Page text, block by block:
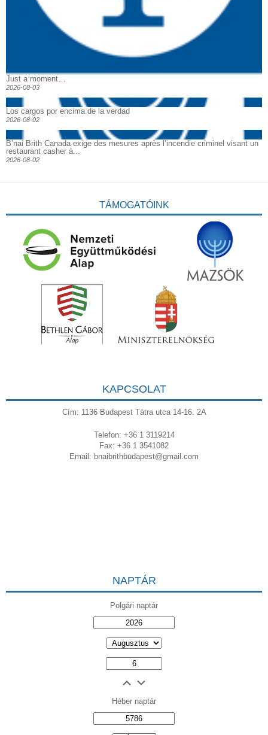
Just a moment…
2026-08-03
Los cargos por encima de la verdad
2026-08-02
B’nai Brith Canada exige des mesures après l’incendie criminel visant un
restaurant casher à...
2026-08-02
TÁMOGATÓINK
KAPCSOLAT
Cím: 1136 Budapest Tátra utca 14-16. 2A
Telefon: +36 1 3119214
Fax: +36 1 3541082
Email: bnaibrithbudapest@gmail.com
NAPTÁR
Polgári naptár
Héber naptár